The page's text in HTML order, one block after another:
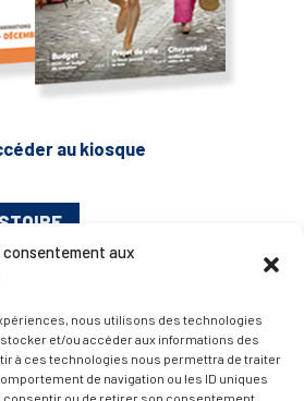
consentement aux
nous utilisons des technologies
et/ou accéder aux informations des
à ces technologies nous permettra de traiter
de navigation ou les ID uniques
consentir ou de retirer son consentement
au kiosque